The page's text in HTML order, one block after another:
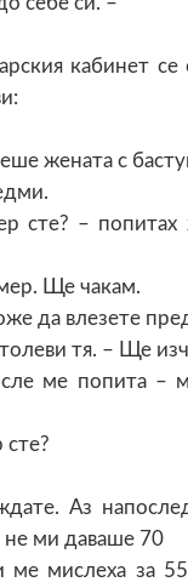
кабинет се
жената с
сте? – попитах
Ще чакам.
да влезете
тя. – Ще
ме попита –
сте?
Аз
ми даваше 70
ме мислеха за